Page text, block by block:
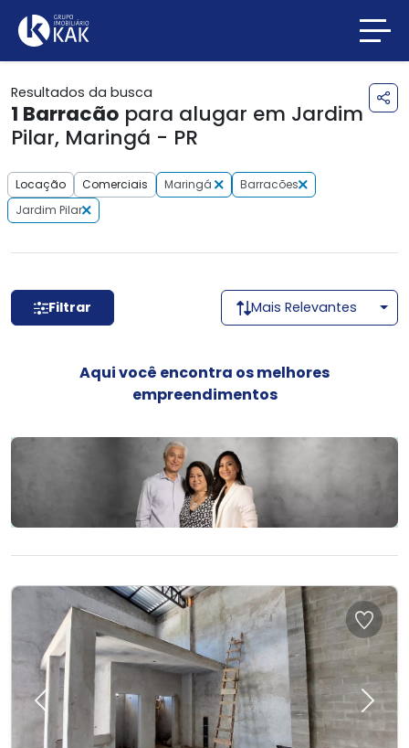
Resultados da busca
1 Barracão para alugar em Jardim
Pilar, Maringá - PR
Locação Comerciais Maringá
Barracões
Jardim Pilar
Filtrar Mais Relevantes
Aqui você encontra os melhores
empreendimentos
Previous Next